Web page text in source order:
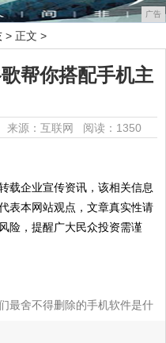
广告
> 正文 >
帮你搭配手机主
来源：互联网 阅读：1350
载企业宣传资讯，该相关信息
表本网站观点，文章真实性请
险，提醒广大民众投资需谨
最舍不得删除的手机软件是什